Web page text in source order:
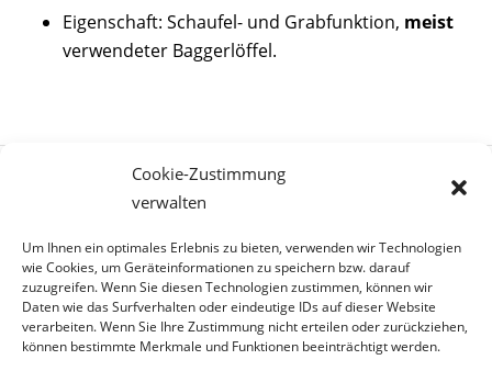
Cookie-Zustimmung
verwalten
Um Ihnen ein optimales Erlebnis zu bieten, verwenden wir Technologien
wie Cookies, um Geräteinformationen zu speichern bzw. darauf
zuzugreifen. Wenn Sie diesen Technologien zustimmen, können wir
Daten wie das Surfverhalten oder eindeutige IDs auf dieser Website
verarbeiten. Wenn Sie Ihre Zustimmung nicht erteilen oder zurückziehen,
können bestimmte Merkmale und Funktionen beeinträchtigt werden.
Eigenschaft: Schaufel- und Grabfunktion, meist
verwendeter Baggerlöffel.
14. Nach der Arbeit mit
dem Minibagger: Wohin
mit dem Erdaushub?
Alle Arbeiten mit dem Minibagger sinderledigt.
Nun stehen Ihnen zwei Möglichkeit zur Verfügung,